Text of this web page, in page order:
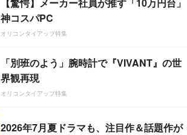
神コスパPC
オリコンタイアップ特集
「別班のよう」腕時計で『VIVANT』の世
界観再現
オリコンタイアップ特集
2026年7月夏ドラマも、注目作＆話題作が